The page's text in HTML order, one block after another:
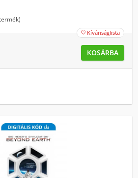
 Kívánságlista
KOSÁRBA